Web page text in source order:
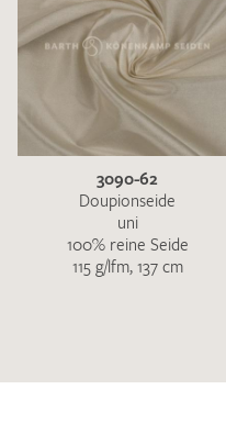
3090-62
Doupionseide
uni
100% reine Seide
115 g/lfm, 137 cm